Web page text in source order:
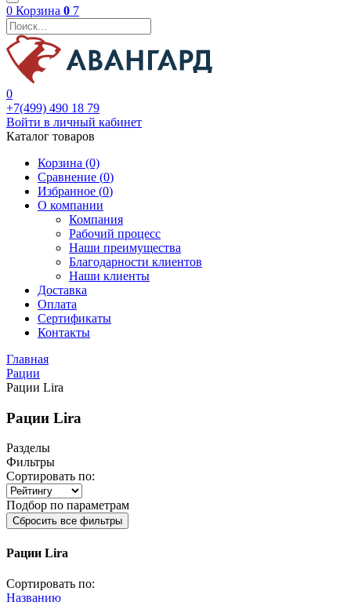
0 Корзина 0 7
0
+7(499) 490 18 79
Войти в личный кабинет
Каталог товаров
Корзина (0)
Сравнение (0)
Избранное (0)
О компании
Компания
Рабочий процесс
Наши преимущества
Благодарности клиентов
Наши клиенты
Доставка
Оплата
Сертификаты
Контакты
Главная
Рации
Рации Lira
Рации Lira
Разделы
Фильтры
Сортировать по:
Подбор по параметрам
Сбросить все фильтры
Рации Lira
Сортировать по:
Названию